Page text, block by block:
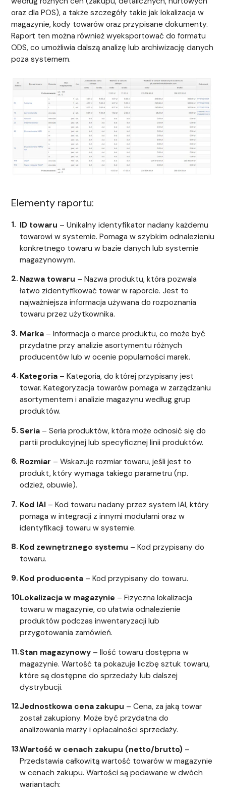
oraz dla POS), a także szczegóły takie jak lokalizacja w
magazynie, kody towarów oraz przypisane dokumenty.
Raport ten można również wyeksportować do formatu
ODS, co umożliwia dalszą analizę lub archiwizację danych
poza systemem.
Elementy raportu:
ID towaru – Unikalny identyfikator nadany każdemu
towarowi w systemie. Pomaga w szybkim odnalezieniu
konkretnego towaru w bazie danych lub systemie
magazynowym.
Nazwa towaru – Nazwa produktu, która pozwala
łatwo zidentyfikować towar w raporcie. Jest to
najważniejsza informacja używana do rozpoznania
towaru przez użytkownika.
Marka – Informacja o marce produktu, co może być
przydatne przy analizie asortymentu różnych
producentów lub w ocenie popularności marek.
Kategoria – Kategoria, do której przypisany jest
towar. Kategoryzacja towarów pomaga w zarządzaniu
asortymentem i analizie magazynu według grup
produktów.
Seria – Seria produktów, która może odnosić się do
partii produkcyjnej lub specyficznej linii produktów.
Rozmiar – Wskazuje rozmiar towaru, jeśli jest to
produkt, który wymaga takiego parametru (np.
odzież, obuwie).
Kod IAI – Kod towaru nadany przez system IAI, który
pomaga w integracji z innymi modułami oraz w
identyfikacji towaru w systemie.
Kod zewnętrznego systemu – Kod przypisany do
towaru.
Kod producenta – Kod przypisany do towaru.
Lokalizacja w magazynie – Fizyczna lokalizacja
towaru w magazynie, co ułatwia odnalezienie
produktów podczas inwentaryzacji lub
przygotowania zamówień.
Stan magazynowy – Ilość towaru dostępna w
magazynie. Wartość ta pokazuje liczbę sztuk towaru,
które są dostępne do sprzedaży lub dalszej
dystrybucji.
Jednostkowa cena zakupu – Cena, za jaką towar
został zakupiony. Może być przydatna do
analizowania marży i opłacalności sprzedaży.
Wartość w cenach zakupu (netto/brutto) –
Przedstawia całkowitą wartość towarów w magazynie
w cenach zakupu. Wartości są podawane w dwóch
wariantach: